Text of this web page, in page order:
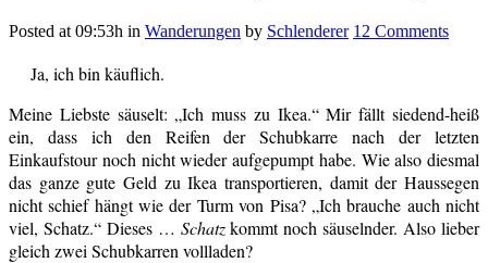
Posted at 09:53h in Wanderungen by Schlenderer 12 Comments
Ja, ich bin käuflich.
Meine Liebste säuselt: „Ich muss zu Ikea.“ Mir fällt siedend-heiß
ein, dass ich den Reifen der Schubkarre nach der letzten
Einkaufstour noch nicht wieder aufgepumpt habe. Wie also diesmal
das ganze gute Geld zu Ikea transportieren, damit der Haussegen
nicht schief hängt wie der Turm von Pisa? „Ich brauche auch nicht
viel, Schatz.“ Dieses … Schatzkommt noch säuselnder. Also lieber
gleich zwei Schubkarren vollladen?